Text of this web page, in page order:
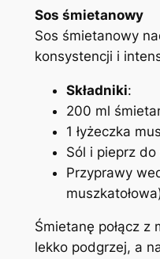
Sos śmietanowy
Sos śmietanowy
konsystencji i
Składniki:
200 ml
1 łyżeczka
Sól i pieprz do
Przyprawy
Śmietanę połącz z
lekko podgrzej, a